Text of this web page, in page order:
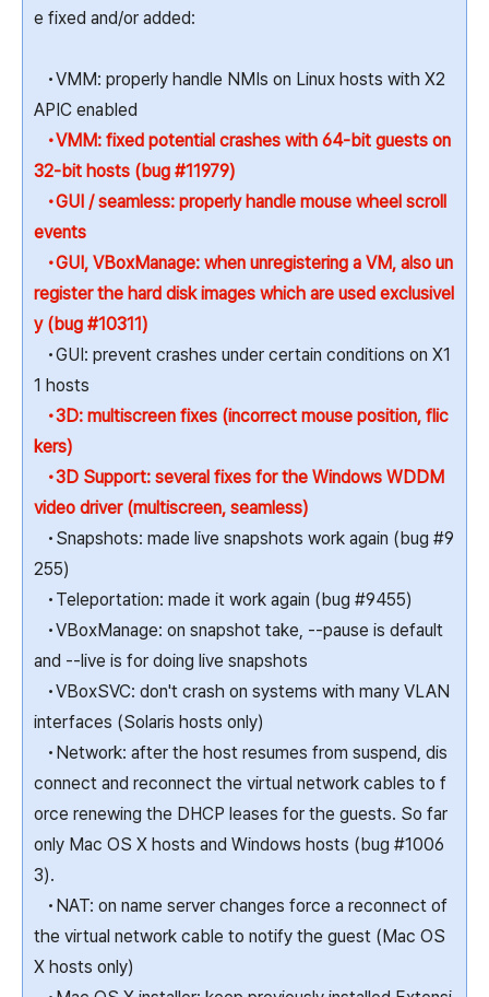
e fixed and/or added:
•VMM: properly handle NMIs on Linux hosts with X2
APIC enabled
•VMM: fixed potential crashes with 64-bit guests on
32-bit hosts (bug #11979)
•GUI / seamless: properly handle mouse wheel scroll
events
•GUI, VBoxManage: when unregistering a VM, also un
register the hard disk images which are used exclusivel
y (bug #10311)
•GUI: prevent crashes under certain conditions on X1
1 hosts
•3D: multiscreen fixes (incorrect mouse position, flic
kers)
•3D Support: several fixes for the Windows WDDM
video driver (multiscreen, seamless)
•Snapshots: made live snapshots work again (bug #9
255)
•Teleportation: made it work again (bug #9455)
•VBoxManage: on snapshot take, --pause is default
and --live is for doing live snapshots
•VBoxSVC: don't crash on systems with many VLAN
interfaces (Solaris hosts only)
•Network: after the host resumes from suspend, dis
connect and reconnect the virtual network cables to f
orce renewing the DHCP leases for the guests. So far
only Mac OS X hosts and Windows hosts (bug #1006
3).
•NAT: on name server changes force a reconnect of
the virtual network cable to notify the guest (Mac OS
X hosts only)